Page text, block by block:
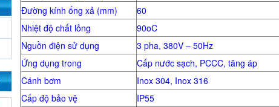
Đường kính ống xả (mm)
60
Nhiệt độ chất lỏng
90oC
Nguồn điện sử dụng
3 pha, 380V – 50Hz
Ứng dụng trong
Cấp nước sạch, PCCC, tăng áp
Cánh bơm
Inox 304, Inox 316
Cấp độ bảo vệ
IP55